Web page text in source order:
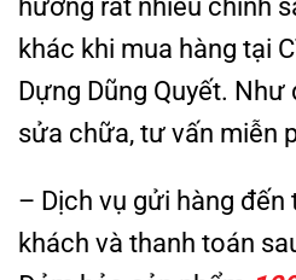
khác khi mua hàng tại
Dựng Dũng Quyết. Như
sửa chữa, tư vấn miễn
– Dịch vụ gửi hàng đến
khách và thanh toán